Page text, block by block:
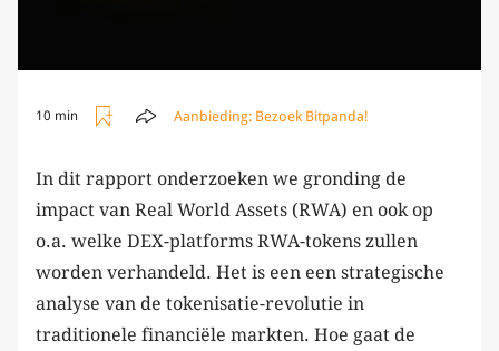
10 min Aanbieding: Bezoek Bitpanda!
In dit rapport onderzoeken we gronding de
impact van Real World Assets (RWA) en ook op
o.a. welke DEX-platforms RWA-tokens zullen
worden verhandeld. Het is een een strategische
analyse van de tokenisatie-revolutie in
traditionele financiële markten. Hoe gaat de